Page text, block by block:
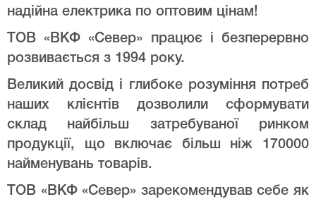
надійна електрика по оптовим цінам!
ТОВ «ВКФ «Север» працює і безперервно
розвивається з 1994 року.
Великий досвід і глибоке розуміння потреб
наших клієнтів дозволили сформувати
склад найбільш затребуваної ринком
продукції, що включає більш ніж 170000
найменувань товарів.
ТОВ «ВКФ «Север» зарекомендував себе як